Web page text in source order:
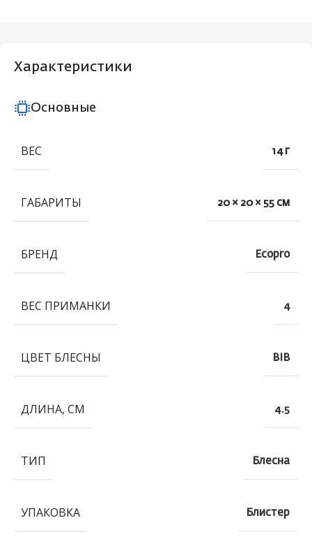
Характеристики
Основные
ВЕС 14 г
ГАБАРИТЫ 20 × 20 × 55 см
БРЕНД Ecopro
ВЕС ПРИМАНКИ 4
ЦВЕТ БЛЕСНЫ BIB
ДЛИНА, СМ 4.5
ТИП Блесна
УПАКОВКА Блистер